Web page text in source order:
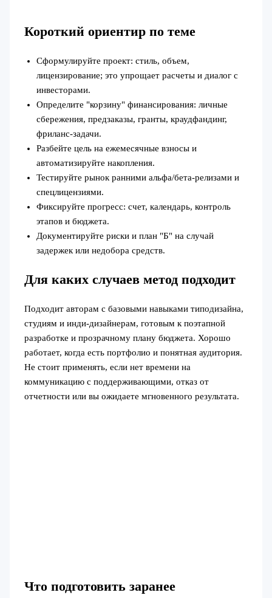
Короткий ориентир по теме
Сформулируйте проект: стиль, объем,
лицензирование; это упрощает расчеты и диалог с
инвесторами.
Определите "корзину" финансирования: личные
сбережения, предзаказы, гранты, краудфандинг,
фриланс-задачи.
Разбейте цель на ежемесячные взносы и
автоматизируйте накопления.
Тестируйте рынок ранними альфа/бета-релизами и
спецлицензиями.
Фиксируйте прогресс: счет, календарь, контроль
этапов и бюджета.
Документируйте риски и план "Б" на случай
задержек или недобора средств.
Для каких случаев метод подходит
Подходит авторам с базовыми навыками типодизайна,
студиям и инди-дизайнерам, готовым к поэтапной
разработке и прозрачному плану бюджета. Хорошо
работает, когда есть портфолио и понятная аудитория.
Не стоит применять, если нет времени на
коммуникацию с поддерживающими, отказ от
отчетности или вы ожидаете мгновенного результата.
Что подготовить заранее